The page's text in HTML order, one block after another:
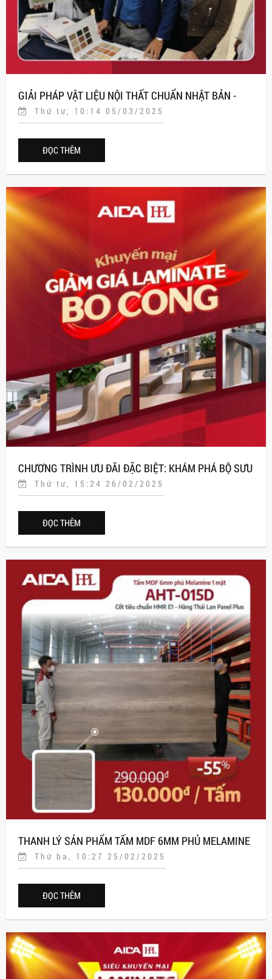
GIẢI PHÁP VẬT LIỆU NỘI THẤT CHUẨN NHẬT BẢN -
ĐỒNG HÀNH CÙNG DOANH NGHIỆP VIỆT TẠI MỘC KẾT
Thứ tư, 10:14 05/03/2025
ĐỌC THÊM
CHƯƠNG TRÌNH ƯU ĐÃI ĐẶC BIỆT: KHÁM PHÁ BỘ SƯU
TẬP LAMINATE BO CONG CAO CẤP AICA VỚI GIÁ GIẢM
Thứ tư, 15:24 26/02/2025
ĐỌC THÊM
THANH LÝ SẢN PHẨM TẤM MDF 6MM PHỦ MELAMINE
1 MẶT AHT-015D – CƠ HỘI VÀNG TỪ AICA HPL
Thứ ba, 10:27 25/02/2025
ĐỌC THÊM